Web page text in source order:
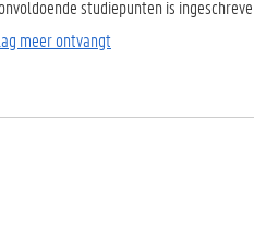
studiepunten is
meer ontvangt